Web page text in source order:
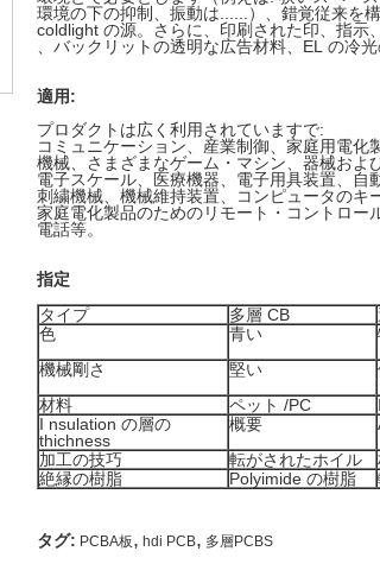
環境の下の抑制、振動は......）、錯覚従来を
coldlight の源。さらに、印刷された印、指示
、バックリットの透明な広告材料、EL の冷
適用:
プロダクトは広く利用されていますで:
コミュニケーション、産業制御、家庭用電
機械、さまざまなゲーム・マシン、器械およ
電子スケール、医療機器、電子用具装置、自
刺繍機械、機械維持装置、コンピュータのキ
家庭電化製品のためのリモート・コントロ
電話等。
指定
タイプ
多層 CB
色
青い
機械剛さ
堅い
材料
ペット /PC
I nsulation の層の
thichness
概要
加工の技巧
転がされたホイル
絶縁の樹脂
Polyimide の樹脂
タグ: PCBA板, hdi PCB, 多層PCBS